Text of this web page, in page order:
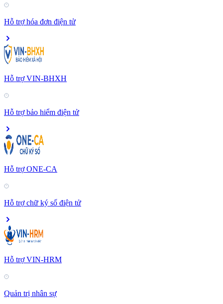
Hỗ trợ hóa đơn điện tử
Hỗ trợ VIN-BHXH
Hỗ trợ bảo hiểm điện tử
Hỗ trợ ONE-CA
Hỗ trợ chữ ký số điện tử
Hỗ trợ VIN-HRM
Quản trị nhân sự